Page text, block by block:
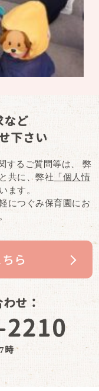
など
下さい
するご質問等は、
弊
共に、弊社 「個人情
ます。
につぐみ保育園にお
ら
せ：
時